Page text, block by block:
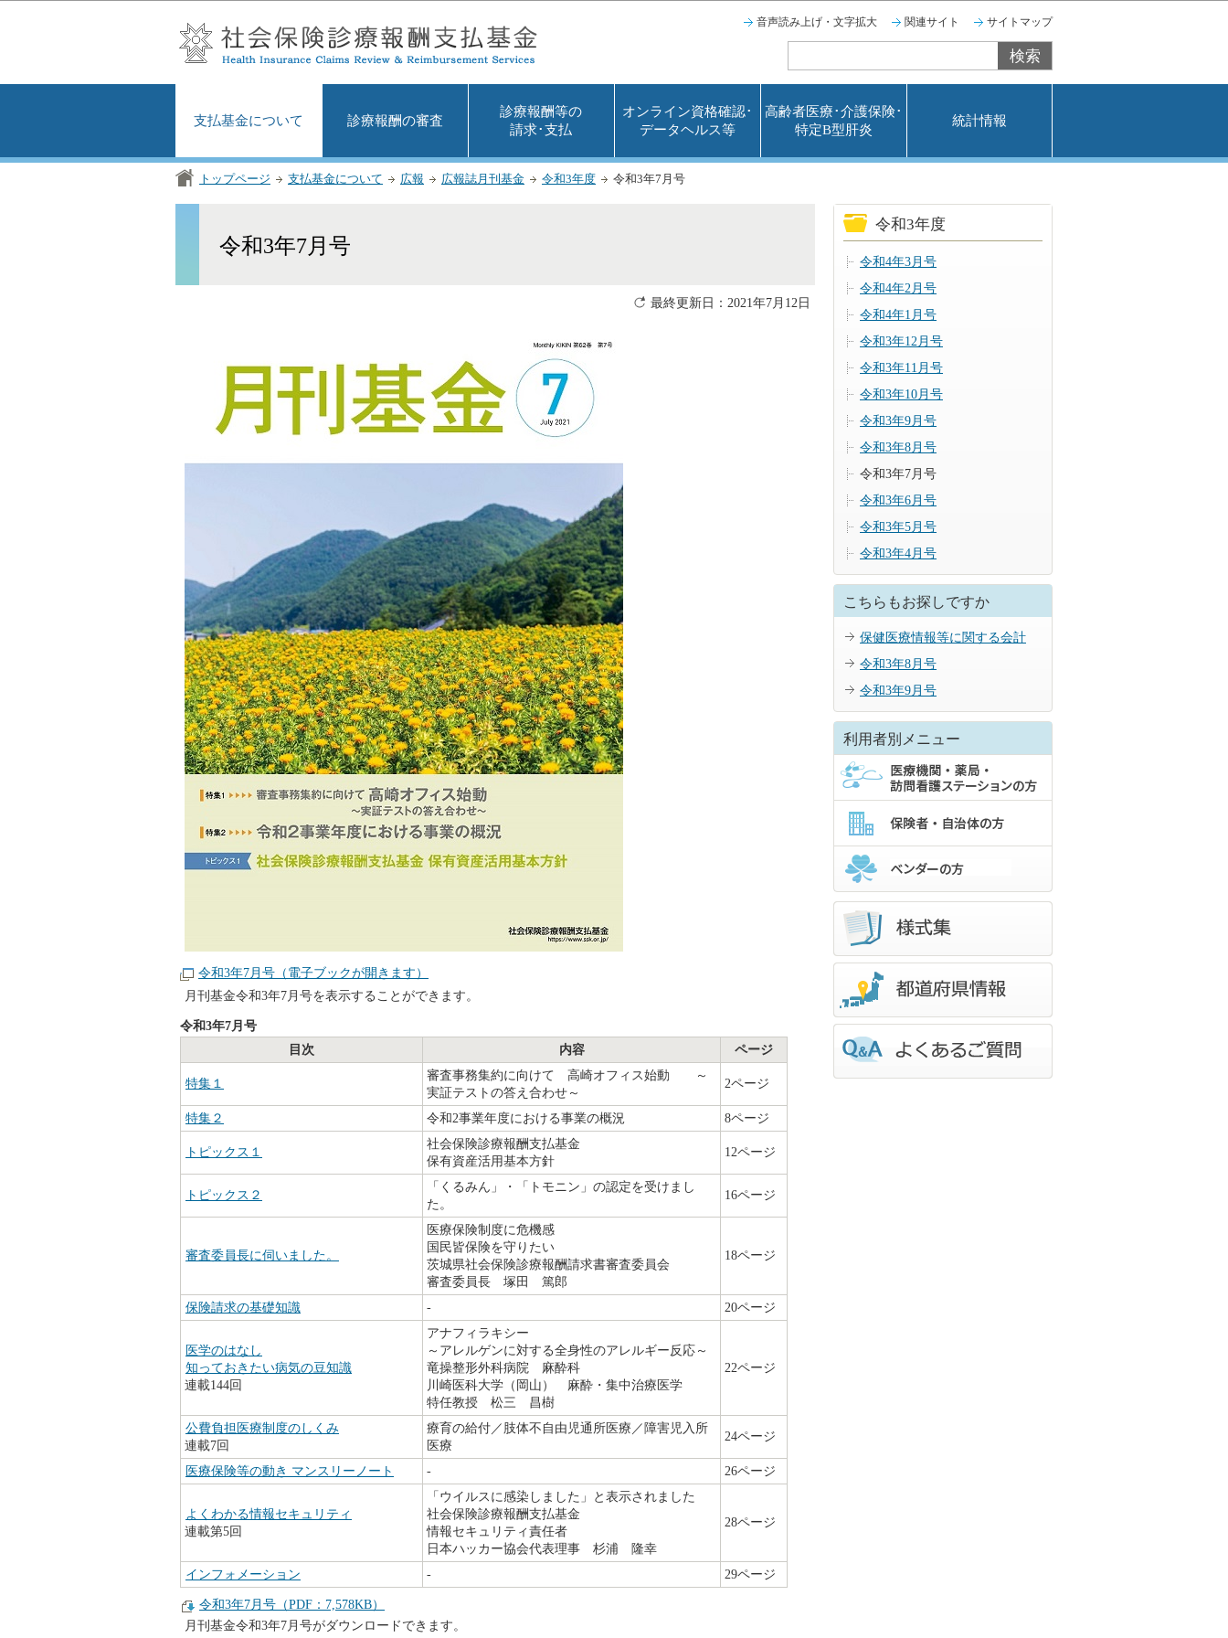
音声読み上げ・文字拡大 関連サイト サイトマップ
支払基金について 診療報酬の審査
診療報酬等の
請求･支払
オンライン資格確認･
データヘルス等
高齢者医療･介護保険･
特定B型肝炎
統計情報
トップページ 支払基金について 広報 広報誌月刊基金 令和3年度 令和3年7月号
令和3年7月号
最終更新日：2021年7月12日
令和3年7月号（電子ブックが開きます）
月刊基金令和3年7月号を表示することができます。
令和3年7月号
目次
内容 ページ
特集１
審査事務集約に向けて 高崎オフィス始動 ～
実証テストの答え合わせ～
2ページ
特集２ 令和2事業年度における事業の概況 8ページ
トピックス１
社会保険診療報酬支払基金
保有資産活用基本方針
12ページ
トピックス２
「くるみん」・「トモニン」の認定を受けまし
た。
16ページ
審査委員長に伺いました。
医療保険制度に危機感
国民皆保険を守りたい
茨城県社会保険診療報酬請求書審査委員会
審査委員長 塚田 篤郎
18ページ
保険請求の基礎知識 - 20ページ
医学のはなし
知っておきたい病気の豆知識
連載144回
アナフィラキシー
～アレルゲンに対する全身性のアレルギー反応～
竜操整形外科病院 麻酔科
川崎医科大学（岡山） 麻酔・集中治療医学
特任教授 松三 昌樹
22ページ
公費負担医療制度のしくみ
連載7回
療育の給付／肢体不自由児通所医療／障害児入所
医療
24ページ
医療保険等の動き マンスリーノート - 26ページ
よくわかる情報セキュリティ
連載第5回
「ウイルスに感染しました」と表示されました
社会保険診療報酬支払基金
情報セキュリティ責任者
日本ハッカー協会代表理事 杉浦 隆幸
28ページ
インフォメーション - 29ページ
令和3年7月号（PDF：7,578KB）
月刊基金令和3年7月号がダウンロードできます。
令和3年度
令和4年3月号
令和4年2月号
令和4年1月号
令和3年12月号
令和3年11月号
令和3年10月号
令和3年9月号
令和3年8月号
令和3年7月号
令和3年6月号
令和3年5月号
令和3年4月号
こちらもお探しですか
保健医療情報等に関する会計
令和3年8月号
令和3年9月号
利用者別メニュー